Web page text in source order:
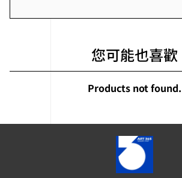
您可能也喜歡
Products not found.